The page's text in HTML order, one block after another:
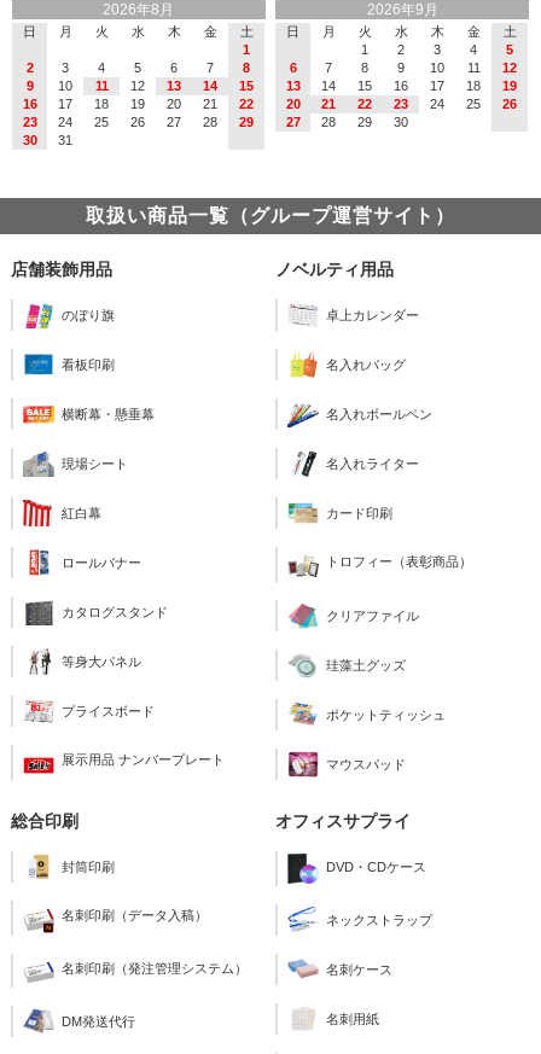
2026年8月
日 月 火 水 木 金
土
1
2
3 4 5 6 7
8
9
10 11 12 13 14
15
16
17 18 19 20 21
22
23
24 25 26 27 28
29
30
31
2026年9月
日 月 火 水 木 金
土
1
2 3 4
5
6
7 8 9 10 11
12
13
14 15 16 17 18
19
20
21 22 23 24 25
26
27
28 29 30
取扱い商品一覧（グループ運営サイト）
店舗装飾用品
のぼり旗
看板印刷
横断幕・懸垂幕
現場シート
紅白幕
ロールバナー
カタログスタンド
等身大パネル
プライスボード
展示用品 ナンバープレート
ノベルティ用品
卓上カレンダー
名入れバッグ
名入れボールペン
名入れライター
カード印刷
トロフィー（表彰商品）
クリアファイル
珪藻土グッズ
ポケットティッシュ
マウスパッド
総合印刷
封筒印刷
名刺印刷（データ入稿）
名刺印刷（発注管理システム）
DM発送代行
オフィスサプライ
DVD・CDケース
ネックストラップ
名刺ケース
名刺用紙